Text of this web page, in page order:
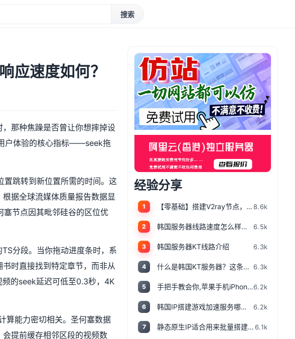
搜索
应速度如何？
那种焦躁是否曾让你想摔掉设
户体验的核心指标——seek拖
置跳转到新位置所需的时间。这
据全球流媒体质量报告数据显
节点因其毗邻硅谷的区位优
分段。当你拖动进度条时，系
时直接找到特定章节，而非从
的seek延迟可低至0.3秒，4K
算能力密切相关。圣何塞数据
提前缓存相邻区段的视频数
经验分享
1 【零基础】搭建V2ray节点，一键搭建X-UI面板，目前最简单、最安全、最稳定的专属节点搭建方法，晚高峰高速稳定，4K秒开的科学上网8.6k
2 韩国服务器线路速度怎么样？韩国服务器速度测评 6.5k
3 韩国服务器KT线路介绍 6.3k
4 什么是韩国KT服务器？这条线路的服务器有哪些特点？ 6.3k
5 手把手教会你,苹果手机iPhone怎样设置TIKTOK文的运营环境，手把手教你怎样运营海外抖音 服务器购买6.2k
6 韩国IP搭建游戏加速服务哪家好，如何获得韩国IP 6.2k
7 静态原生IP适合用来批量搭建韩服游戏账号吗6.1k